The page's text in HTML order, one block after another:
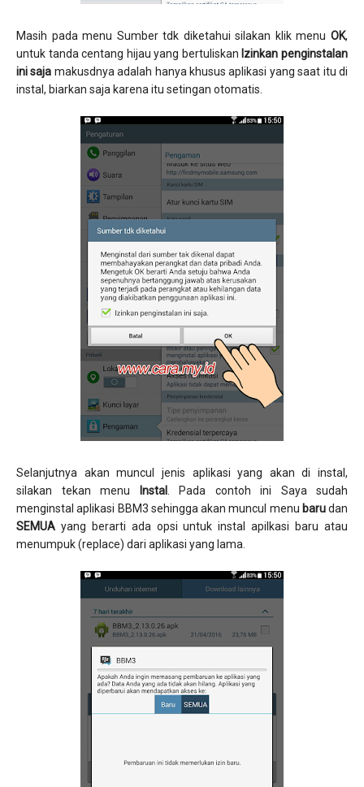
Masih pada menu Sumber tdk diketahui silakan klik menu OK,
untuk tanda centang hijau yang bertuliskan Izinkan penginstalan
ini saja makusdnya adalah hanya khusus aplikasi yang saat itu di
instal, biarkan saja karena itu setingan otomatis.
Selanjutnya akan muncul jenis aplikasi yang akan di instal,
silakan tekan menu
Instal
. Pada contoh ini Saya sudah
menginstal aplikasi BBM3 sehingga akan muncul menu barudan
SEMUA yang berarti ada opsi untuk instal apilkasi baru atau
menumpuk (replace) dari aplikasi yang lama.